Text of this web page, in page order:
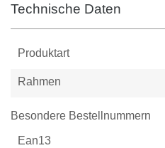
Technische Daten
Produktart
Rahmen
Besondere Bestellnummern
Ean13